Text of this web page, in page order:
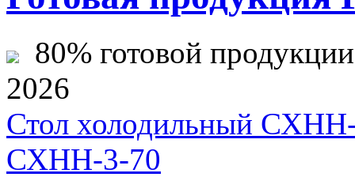
80% готовой
2026
Стол холодильный
СХНН-3-70